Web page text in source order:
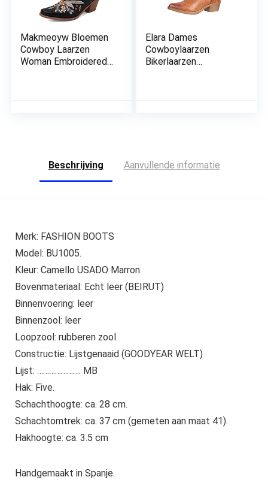
Makmeoyw Bloemen
Cowboy Laarzen
Woman Embroidered
Elara Dames
Cowboylaarzen
Bikerlaarzen
Beschrijving Aanvullende informatie
Merk: FASHION BOOTS
Model: BU1005.
Kleur: Camello USADO Marron.
Bovenmateriaal: Echt leer (BEIRUT)
Binnenvoering: leer
Binnenzool: leer
Loopzool: rubberen zool.
Constructie: Lijstgenaaid (GOODYEAR WELT)
Lijst: …………………. MB
Hak: Five.
Schachthoogte: ca. 28 cm.
Schachtomtrek: ca. 37 cm (gemeten aan maat 41).
Hakhoogte: ca. 3.5 cm
Handgemaakt in Spanje.